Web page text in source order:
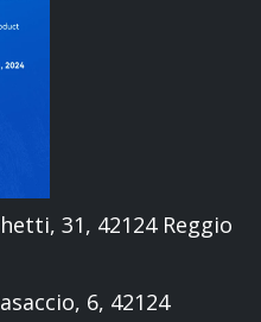
31, 42124 Reggio
6, 42124